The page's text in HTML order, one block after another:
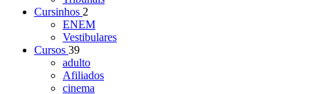
Cursinhos 2
ENEM
Vestibulares
Cursos 39
adulto
Afiliados
cinema